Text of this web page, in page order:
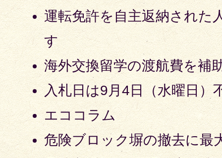
運転免許を自主返納された
す
海外交換留学の渡航費を補
入札日は9月4日（水曜日）
エココラム
危険ブロック塀の撤去に最